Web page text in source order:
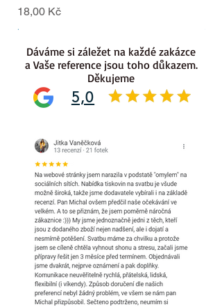
Cena
18,00 Kč
.
5,0
Dáváme si záležet na každé zakázce
a Vaše reference jsou toho důkazem.
Děkujeme